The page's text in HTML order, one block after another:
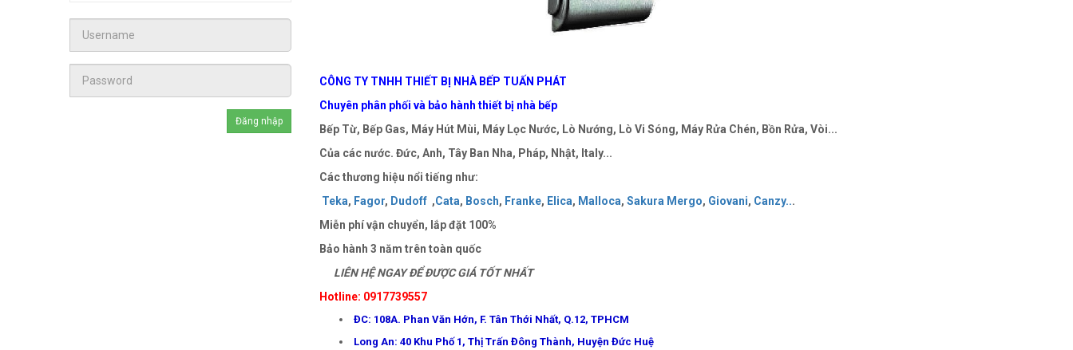
CÔNG TY TNHH THIẾT BỊ NHÀ BẾP TUẤN PHÁT
Chuyên phân phối và bảo hành thiết bị nhà bếp
Bếp Từ, Bếp Gas, Máy Hút Mùi, Máy Lọc Nước, Lò Nướng, Lò Vi Sóng, Máy Rửa Chén, Bồn Rửa, Vòi...
Của các nước. Đức, Anh, Tây Ban Nha, Pháp, Nhật, Italy...
Các thương hiệu nổi tiếng như:
Teka, Fagor, Dudoff ,Cata, Bosch, Franke, Elica, Malloca, Sakura Mergo, Giovani, Canzy...
Miễn phí vận chuyển, lắp đặt 100%
Bảo hành 3 năm trên toàn quốc
LIÊN HỆ NGAY ĐỂ ĐƯỢC GIÁ TỐT NHẤT
Hotline: 0917739557
ĐC: 108A. Phan Văn Hớn, F. Tân Thới Nhất, Q.12, TPHCM
Long An: 40 Khu Phố 1, Thị Trấn Đông Thành, Huyện Đức Huệ